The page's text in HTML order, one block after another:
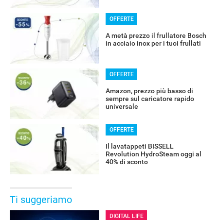
OFFERTE
A metà prezzo il frullatore Bosch
in acciaio inox per i tuoi frullati
OFFERTE
Amazon, prezzo più basso di
sempre sul caricatore rapido
universale
OFFERTE
Il lavatappeti BISSELL
Revolution HydroSteam oggi al
40% di sconto
Ti suggeriamo
DIGITAL LIFE